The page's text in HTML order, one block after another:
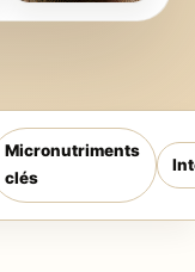
Micronutriments
clés